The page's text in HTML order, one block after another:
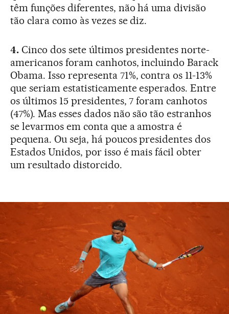
têm funções diferentes, não há uma divisão
tão clara como às vezes se diz.
4.Cinco dos sete últimos presidentes norte-
americanos foram canhotos, incluindo Barack
Obama. Isso representa 71%, contra os 11-13%
que seriam estatisticamente esperados. Entre
os últimos 15 presidentes, 7 foram canhotos
(47%). Mas esses dados não são tão estranhos
se levarmos em conta que a amostra é
pequena. Ou seja, há poucos presidentes dos
Estados Unidos, por isso é mais fácil obter
um resultado distorcido.